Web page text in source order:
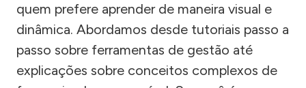
quem prefere aprender de maneira visual e
dinâmica. Abordamos desde tutoriais passo a
passo sobre ferramentas de gestão até
explicações sobre conceitos complexos de